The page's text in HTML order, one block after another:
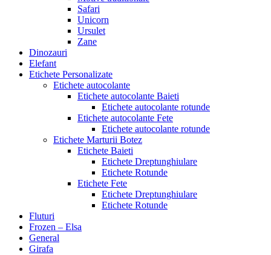
Safari
Unicorn
Ursulet
Zane
Dinozauri
Elefant
Etichete Personalizate
Etichete autocolante
Etichete autocolante Baieti
Etichete autocolante rotunde
Etichete autocolante Fete
Etichete autocolante rotunde
Etichete Marturii Botez
Etichete Baieti
Etichete Dreptunghiulare
Etichete Rotunde
Etichete Fete
Etichete Dreptunghiulare
Etichete Rotunde
Fluturi
Frozen – Elsa
General
Girafa